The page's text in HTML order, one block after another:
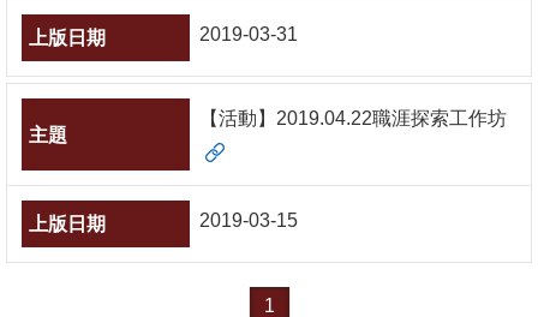
2019-03-31
【活動】2019.04.22職涯探索工作坊
2019-03-15
1